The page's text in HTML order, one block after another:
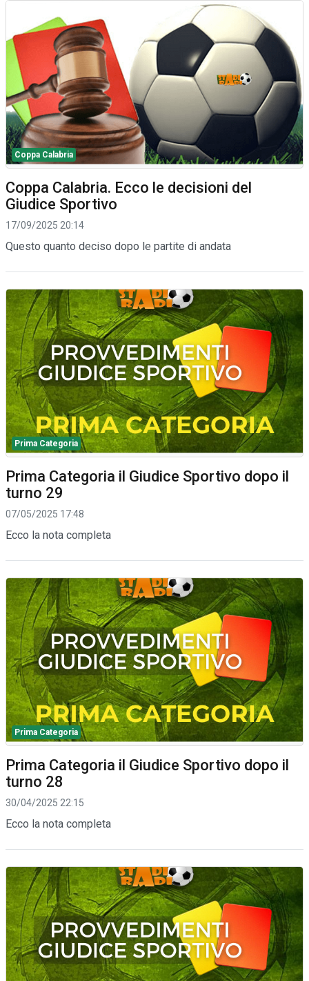
Coppa Calabria
Coppa Calabria. Ecco le decisioni del
Giudice Sportivo
17/09/2025 20:14
Questo quanto deciso dopo le partite di andata
Prima Categoria
Prima Categoria il Giudice Sportivo dopo il
turno 29
07/05/2025 17:48
Ecco la nota completa
Prima Categoria
Prima Categoria il Giudice Sportivo dopo il
turno 28
30/04/2025 22:15
Ecco la nota completa